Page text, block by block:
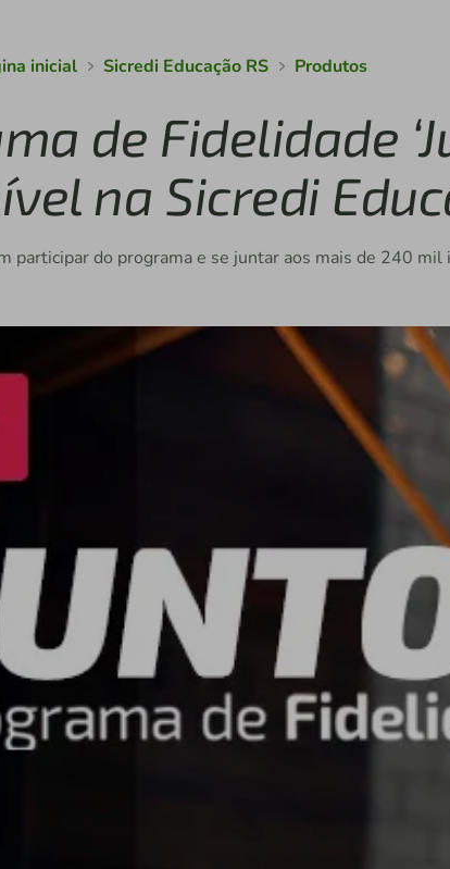
inicial Sicredi Educação RS Produtos
de Fidelidade
na Sicredi
participar do programa e se juntar aos mais de 240 mil